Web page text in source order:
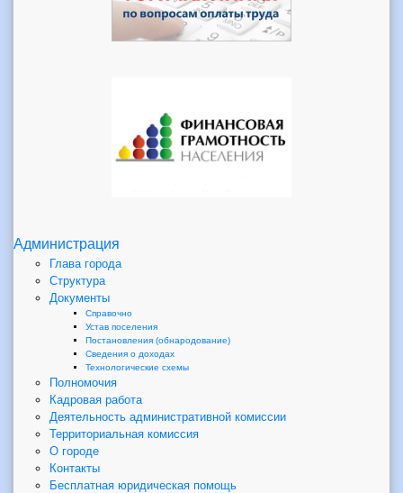
Администрация
Глава города
Структура
Документы
Справочно
Устав поселения
Постановления (обнародование)
Сведения о доходах
Технологические схемы
Полномочия
Кадровая работа
Деятельность административной комиссии
Территориальная комиссия
О городе
Контакты
Бесплатная юридическая помощь